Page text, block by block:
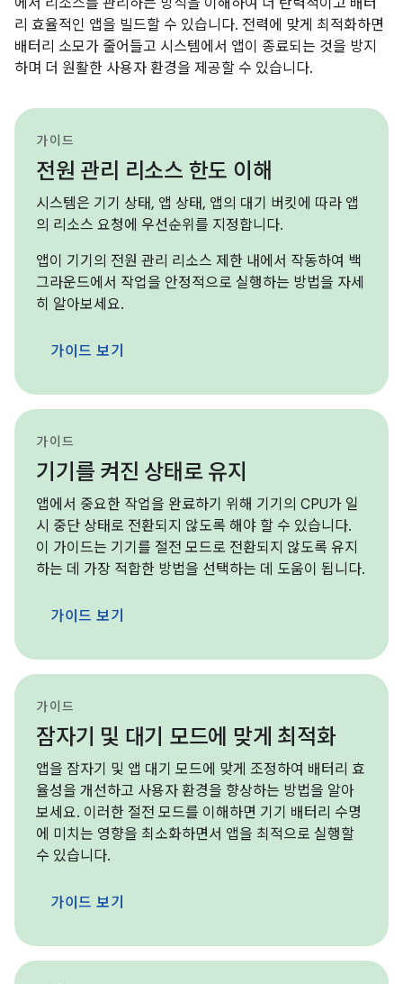
에서 리소스를 관리하는 방식을 이해하여 더 탄력적이고 배터
리 효율적인 앱을 빌드할 수 있습니다. 전력에 맞게 최적화하면
배터리 소모가 줄어들고 시스템에서 앱이 종료되는 것을 방지
하며 더 원활한 사용자 환경을 제공할 수 있습니다.
가이드
전원 관리 리소스 한도 이해
시스템은 기기 상태, 앱 상태, 앱의 대기 버킷에 따라 앱
의 리소스 요청에 우선순위를 지정합니다.
앱이 기기의 전원 관리 리소스 제한 내에서 작동하여 백
그라운드에서 작업을 안정적으로 실행하는 방법을 자세
히 알아보세요.
가이드 보기
가이드
기기를 켜진 상태로 유지
앱에서 중요한 작업을 완료하기 위해 기기의 CPU가 일
시 중단 상태로 전환되지 않도록 해야 할 수 있습니다.
이 가이드는 기기를 절전 모드로 전환되지 않도록 유지
하는 데 가장 적합한 방법을 선택하는 데 도움이 됩니다.
가이드 보기
가이드
잠자기 및 대기 모드에 맞게 최적화
앱을 잠자기 및 앱 대기 모드에 맞게 조정하여 배터리 효
율성을 개선하고 사용자 환경을 향상하는 방법을 알아
보세요. 이러한 절전 모드를 이해하면 기기 배터리 수명
에 미치는 영향을 최소화하면서 앱을 최적으로 실행할
수 있습니다.
가이드 보기